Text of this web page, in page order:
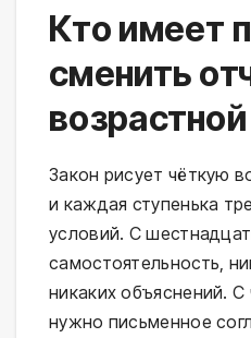
Кто имеет
сменить
Закон рисует чёткую
и каждая ступенька
условий. С
самостоятельность,
никаких объяснений.
нужно письменное